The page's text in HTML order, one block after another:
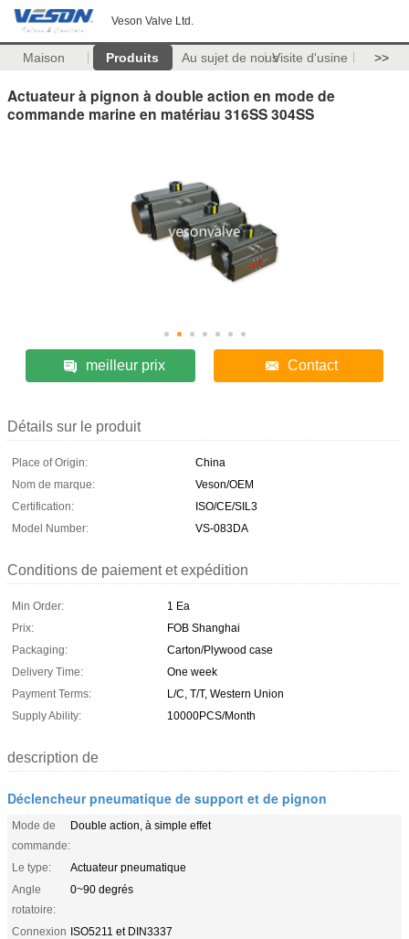
Veson Valve Ltd.
Maison Produits Au sujet de nousVisite d'usine >>
Actuateur à pignon à double action en mode de
commande marine en matériau 316SS 304SS
meilleur prix Contact
Détails sur le produit
Place of Origin:
China
Nom de marque:
Veson/OEM
Certification:
ISO/CE/SIL3
Model Number:
VS-083DA
Conditions de paiement et expédition
Min Order:
1 Ea
Prix:
FOB Shanghai
Packaging:
Carton/Plywood case
Delivery Time:
One week
Payment Terms:
L/C, T/T, Western Union
Supply Ability:
10000PCS/Month
description de
Déclencheur pneumatique de support et de pignon
Mode de
commande:
Double action, à simple effet
Le type:
Actuateur pneumatique
Angle
rotatoire:
0~90 degrés
Connexion ISO5211 et DIN3337